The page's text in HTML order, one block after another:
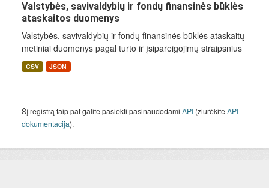
Valstybės, savivaldybių ir fondų finansinės būklės
ataskaitos duomenys
Valstybės, savivaldybių ir fondų finansinės būklės ataskaitų
metiniai duomenys pagal turto ir įsipareigojimų straipsnius
CSV JSON
Šį registrą taip pat galite pasiekti pasinaudodami API (žiūrėkiteAPI
dokumentacija).